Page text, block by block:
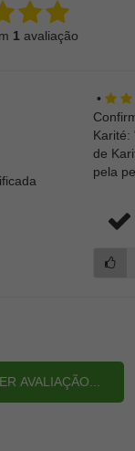
1 avaliação
•
Karité:
de
pela
AVALIAÇÃO...